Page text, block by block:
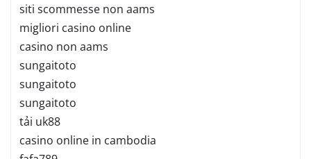
siti scommesse non aams
migliori casino online
casino non aams
sungaitoto
sungaitoto
sungaitoto
tải uk88
casino online in cambodia